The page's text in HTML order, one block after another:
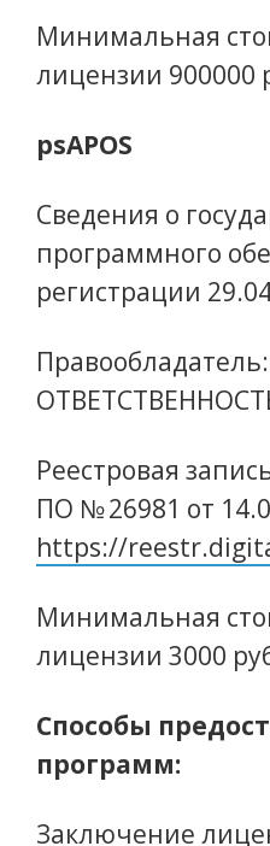
Минимальная
лицензии 900000
psAPOS
Сведения о
программного
регистрации
Реестровая
ПО № 26981 от
https://
Минимальная
лицензии 3000
Способы
программ:
Заключение